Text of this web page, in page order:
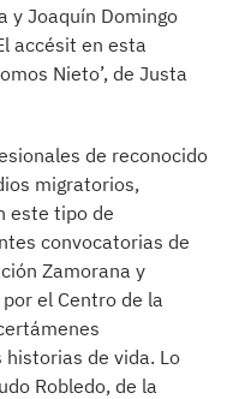
y Joaquín Domingo
accésit en esta
Nieto’, de Justa
de reconocido
migratorios,
este tipo de
convocatorias de
Zamorana y
el Centro de la
de vida. Lo
Robledo, de la